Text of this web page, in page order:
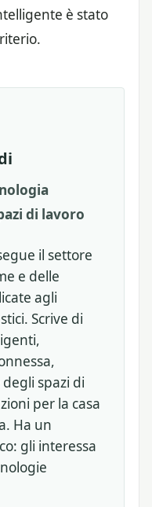
è stato
di lavoro
il settore
e delle
agli
Scrive di
spazi di
per la casa
Ha un
gli interessa